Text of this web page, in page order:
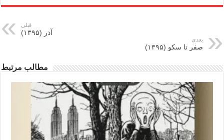
قبلی
آذر (۱۳۹۵)
بعدی
صفر تا سکو (۱۳۹۵)
مطالب مرتبط